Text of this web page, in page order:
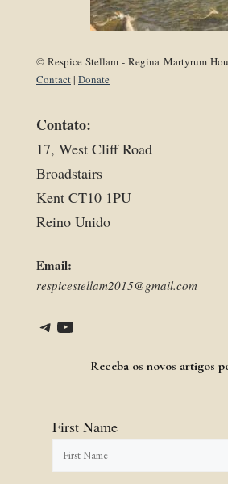
© Respice Stellam - Regina Martyrum
Contact| Donate
Contato:
17, West Cliff Road
Broadstairs
Kent CT10 1PU
Reino Unido
Email:
respicestellam2015@gmail.com
Telegram YouTube
Receba os novos artigos
First Name